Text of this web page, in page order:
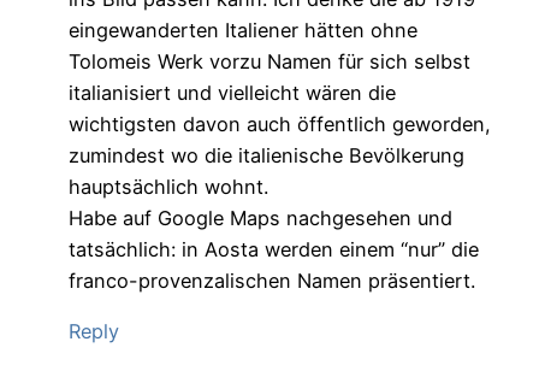
eingewanderten Italiener hätten ohne
Tolomeis Werk vorzu Namen für sich selbst
italianisiert und vielleicht wären die
wichtigsten davon auch öffentlich geworden,
zumindest wo die italienische Bevölkerung
hauptsächlich wohnt.
Habe auf Google Maps nachgesehen und
tatsächlich: in Aosta werden einem “nur” die
franco-provenzalischen Namen präsentiert.
Reply